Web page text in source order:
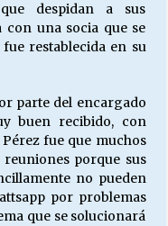
despidan a sus
con una socia que se
restablecida en su
parte del encargado
buen recibido, con
fue que muchos
porque sus
no pueden
por problemas
que se solucionará